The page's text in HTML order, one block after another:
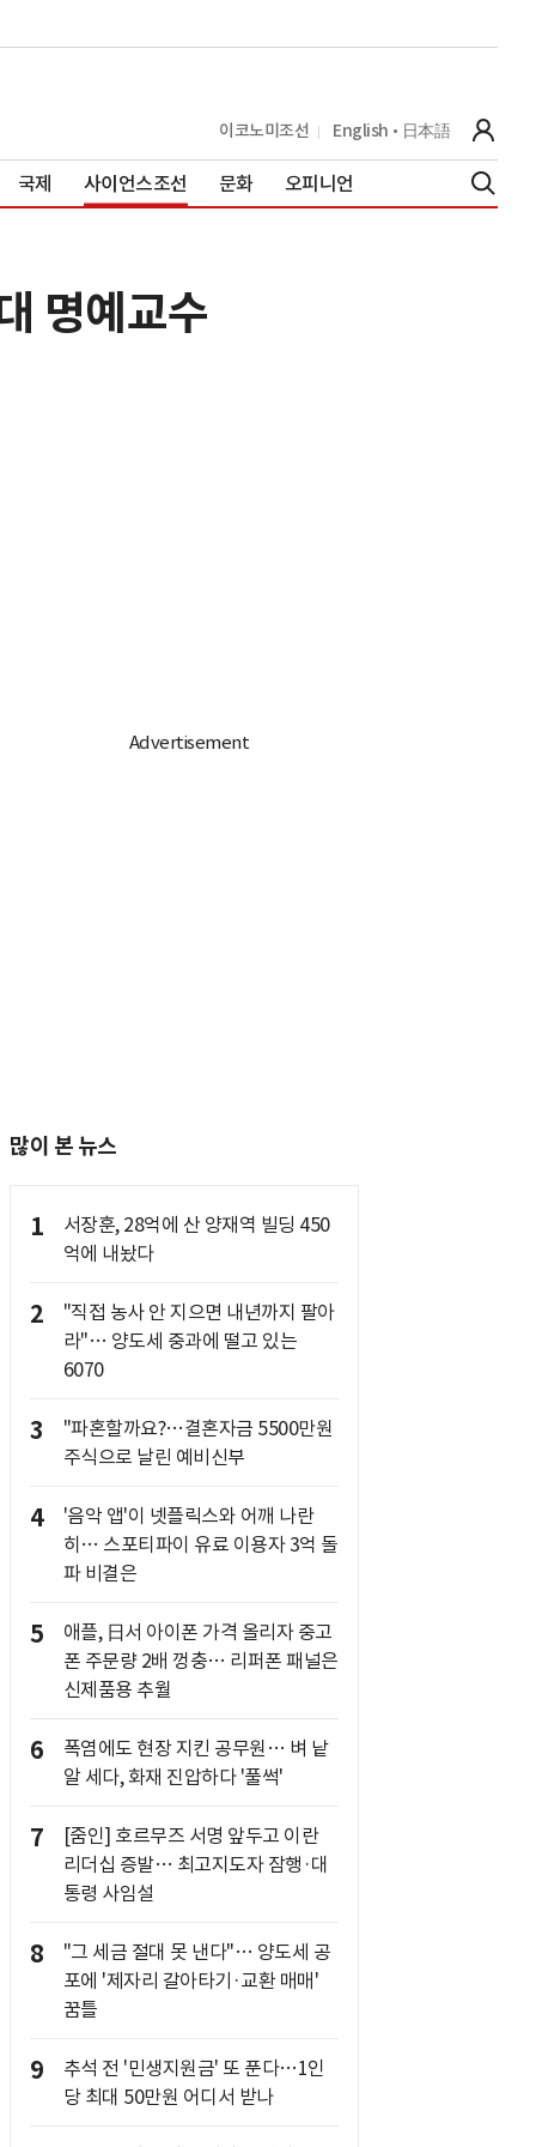
이코노미조선 English 日本語
국제 사이언스조선 문화 오피니언
명예교수
많이 본 뉴스
1
서장훈, 28억에 산 양재역 빌딩 450
억에 내놨다
2
"직접 농사 안 지으면 내년까지 팔아
라"… 양도세 중과에 떨고 있는
6070
3
"파혼할까요?…결혼자금 5500만원
주식으로 날린 예비신부
4
'음악 앱'이 넷플릭스와 어깨 나란
히… 스포티파이 유료 이용자 3억 돌
파 비결은
5
애플, 日서 아이폰 가격 올리자 중고
폰 주문량 2배 껑충… 리퍼폰 패널은
신제품용 추월
6
폭염에도 현장 지킨 공무원… 벼 낱
알 세다, 화재 진압하다 '풀썩'
7
[줌인] 호르무즈 서명 앞두고 이란
리더십 증발… 최고지도자 잠행·대
통령 사임설
8
"그 세금 절대 못 낸다"… 양도세 공
포에 '제자리 갈아타기·교환 매매'
꿈틀
9
추석 전 '민생지원금' 또 푼다…1인
당 최대 50만원 어디서 받나